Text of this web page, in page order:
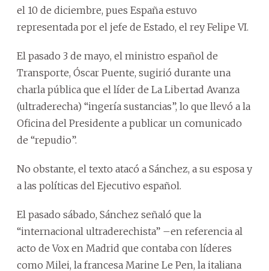
el 10 de diciembre, pues España estuvo
representada por el jefe de Estado, el rey Felipe VI.
El pasado 3 de mayo, el ministro español de
Transporte, Óscar Puente, sugirió durante una
charla pública que el líder de La Libertad Avanza
(ultraderecha) “ingería sustancias”, lo que llevó a la
Oficina del Presidente a publicar un comunicado
de “repudio”.
No obstante, el texto atacó a Sánchez, a su esposa y
a las políticas del Ejecutivo español.
El pasado sábado, Sánchez señaló que la
“internacional ultraderechista” –en referencia al
acto de Vox en Madrid que contaba con líderes
como Milei, la francesa Marine Le Pen, la italiana